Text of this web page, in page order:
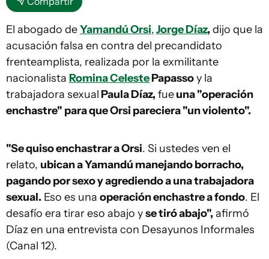
El abogado deYamandú Orsi,Jorge Díaz, dijo que la
acusación falsa en contra del precandidato
frenteamplista, realizada por la exmilitante
nacionalista Romina CelestePapassoy la
trabajadora sexual Paula Díaz, fueuna "operación
enchastre" para que Orsi pareciera "un violento".
"Se quiso enchastrar a Orsi. Si ustedes ven el
relato, ubican a Yamandú manejando borracho,
pagando por sexo y agrediendo a una trabajadora
sexual. Eso es una operación enchastre a fondo. El
desafío era tirar eso abajo yse tiró abajo", afirmó
Díaz en una entrevista con Desayunos Informales
(Canal 12).